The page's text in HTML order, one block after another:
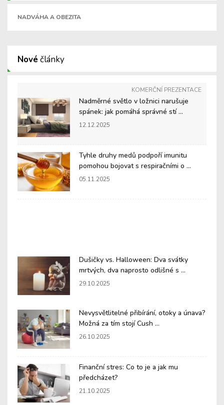
NADVÁHA A OBEZITA
Nové články
KOMERČNÍ PREZENTACE
Nadměrné světlo v ložnici narušuje
spánek: jak pomáhá správné stí ...
12.12.2025
Tyhle druhy medů podpoří imunitu
pomohou bojovat s respiračními o ...
05.11.2025
Dušičky vs. Halloween: Dva svátky
mrtvých, dva naprosto odlišné s ...
29.10.2025
Nevysvětlitelné přibírání, otoky a únava?
Možná za tím stojí Cush ...
26.10.2025
Finanční stres: Co to je a jak mu
předcházet?
21.10.2025